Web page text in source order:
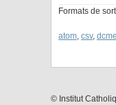
Formats de
atom, csv,
© Institut